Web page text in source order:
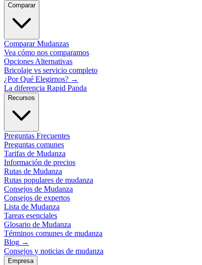
Comparar
Comparar Mudanzas
Vea cómo nos comparamos
Opciones Alternativas
Bricolaje vs servicio completo
¿Por Qué Elegirnos? →
La diferencia Rapid Panda
Recursos
Preguntas Frecuentes
Preguntas comunes
Tarifas de Mudanza
Información de precios
Rutas de Mudanza
Rutas populares de mudanza
Consejos de Mudanza
Consejos de expertos
Lista de Mudanza
Tareas esenciales
Glosario de Mudanza
Términos comunes de mudanza
Blog →
Consejos y noticias de mudanza
Empresa